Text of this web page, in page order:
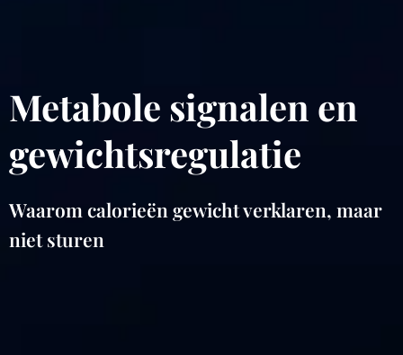
Metabole signalen en
gewichtsregulatie
Waarom calorieën gewicht verklaren, maar
niet sturen